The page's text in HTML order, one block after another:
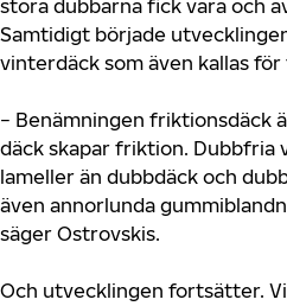
stora dubbarna fick vara och
Samtidigt började
vinterdäck som även kallas
− Benämningen friktionsdäck
däck skapar friktion. Dubbfria
lameller än dubbdäck och
även annorlunda
säger Ostrovskis.
Och utvecklingen fortsätter.